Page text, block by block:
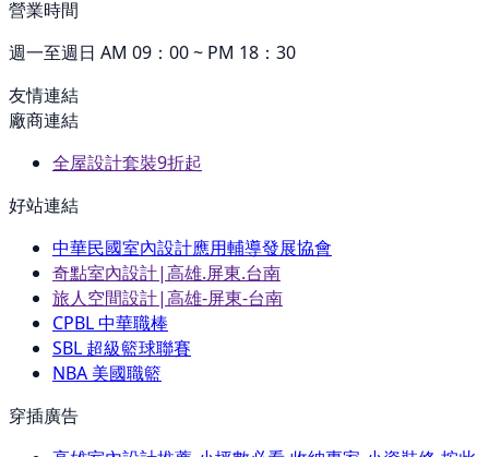
營業時間
週一至週日 AM 09：00 ~ PM 18：30
友情連結
廠商連結
全屋設計套裝9折起
好站連結
中華民國室內設計應用輔導發展協會
奇點室內設計|高雄.屏東.台南
旅人空間設計|高雄-屏東-台南
CPBL 中華職棒
SBL 超級籃球聯賽
NBA 美國職籃
穿插廣告